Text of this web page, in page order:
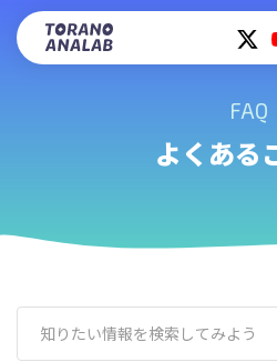
FAQ
よくある